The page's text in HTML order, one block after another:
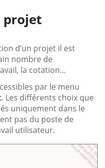
projet
d’un projet il est
nombre de
la cotation...
par le menu
. Les différents choix que
uniquement dans le
pas du poste de
utilisateur.